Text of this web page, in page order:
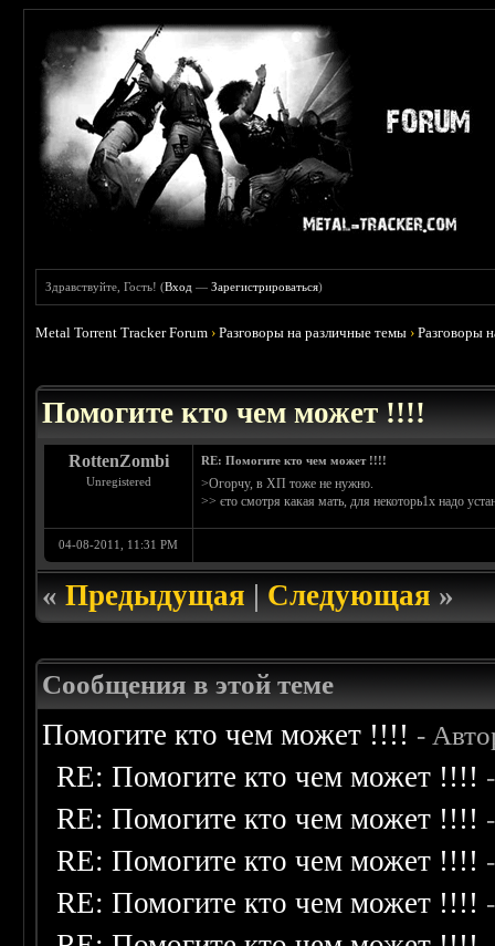
Здравствуйте, Гость! (Вход —Зарегистрироваться)
Metal Torrent Tracker Forum ›Разговоры на различные темы ›Разговоры
Помогите кто чем может !!!!
RottenZombi
Unregistered
RE: Помогите кто чем может !!!!
>Огорчу, в ХП тоже не нужно.
>> єто смотря какая мать, для некоторь1х надо
04-08-2011, 11:31 PM
«Предыдущая|Следующая»
Сообщения в этой теме
Помогите кто чем может !!!! -
RE: Помогите кто чем может !!!!
RE: Помогите кто чем может !!!!
RE: Помогите кто чем может !!!!
RE: Помогите кто чем может !!!!